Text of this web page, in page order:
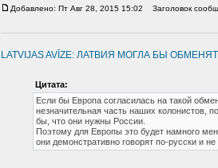
Добавлено: Пт Авг 28, 2015 15:02 Заголовок
LATVIJAS AVĪZE: ЛАТВИЯ МОГЛА БЫ
Цитата:
Если бы Европа согласилась на такой
незначительная часть наших колонистов,
бы, что они нужны России.
Поэтому для Европы это будет намного
они демонстративно говорят по-русски и